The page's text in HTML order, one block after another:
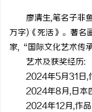
廖清生,笔名子非
万字)《死活》。著名
家,“国际文化艺术传
艺术及获奖经历:
2024年5月31日,
2024年8月,日本
2024年12月,作